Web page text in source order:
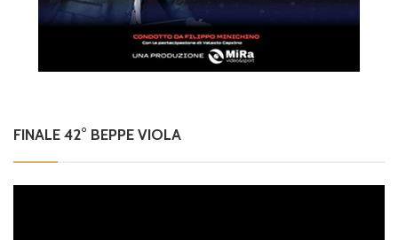
FINALE 42° BEPPE VIOLA